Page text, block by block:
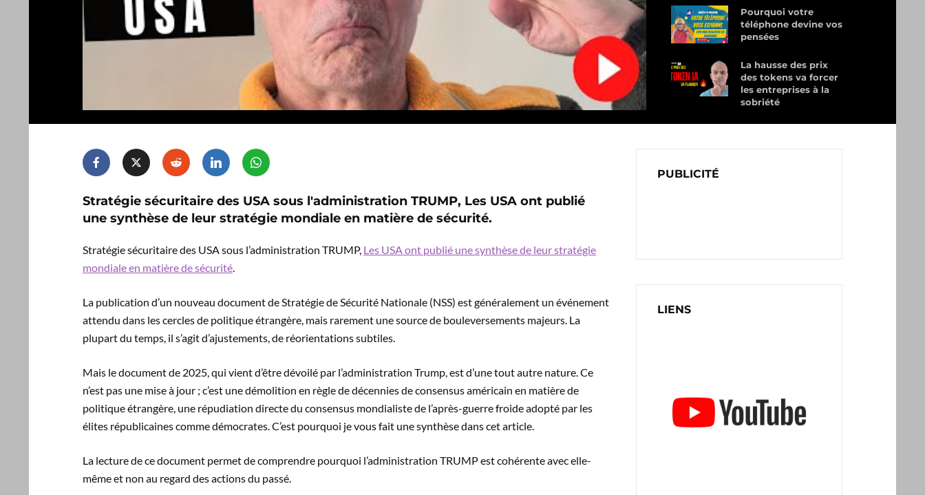
Pourquoi votre
téléphone devine vos
pensées
La hausse des prix
des tokens va forcer
les entreprises à la
sobriété
Stratégie sécuritaire des USA sous l'administration TRUMP, Les USA ont publié
une synthèse de leur stratégie mondiale en matière de sécurité.
Stratégie sécuritaire des USA sous l’administration TRUMP, Les USA ont publié une synthèse de leur stratégie
mondiale en matière de sécurité.
La publication d’un nouveau document de Stratégie de Sécurité Nationale (NSS) est généralement un événement
attendu dans les cercles de politique étrangère, mais rarement une source de bouleversements majeurs. La
plupart du temps, il s’agit d’ajustements, de réorientations subtiles.
Mais le document de 2025, qui vient d’être dévoilé par l’administration Trump, est d’une tout autre nature. Ce
n’est pas une mise à jour ; c’est une démolition en règle de décennies de consensus américain en matière de
politique étrangère, une répudiation directe du consensus mondialiste de l’après-guerre froide adopté par les
élites républicaines comme démocrates. C’est pourquoi je vous fait une synthèse dans cet article.
La lecture de ce document permet de comprendre pourquoi l’administration TRUMP est cohérente avec elle-
même et non au regard des actions du passé.
PUBLICITÉ
LIENS